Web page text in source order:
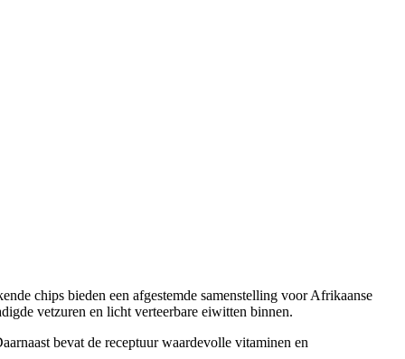
chips bieden een afgestemde samenstelling voor Afrikaanse
vetzuren en licht verteerbare eiwitten binnen.
bevat de receptuur waardevolle vitaminen en